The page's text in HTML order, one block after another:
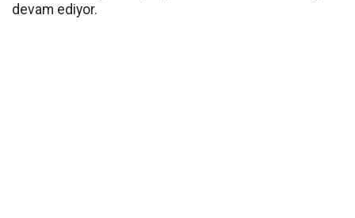
devam ediyor.